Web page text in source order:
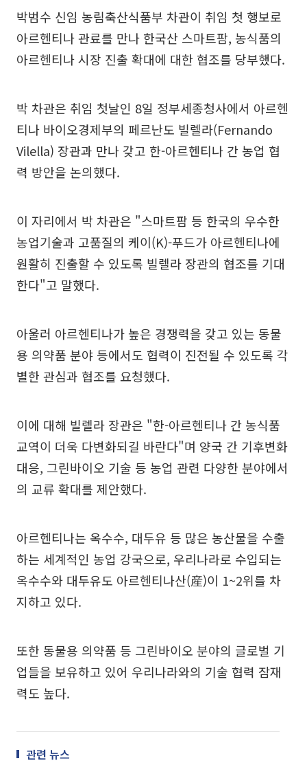
박범수 신임 농림축산식품부 차관이 취임 첫 행보로
아르헨티나 관료를 만나 한국산 스마트팜, 농식품의
아르헨티나 시장 진출 확대에 대한 협조를 당부했다.
박 차관은 취임 첫날인 8일 정부세종청사에서 아르헨
티나 바이오경제부의 페르난도 빌렐라(Fernando
Vilella) 장관과 만나 갖고 한-아르헨티나 간 농업 협
력 방안을 논의했다.
이 자리에서 박 차관은 "스마트팜 등 한국의 우수한
농업기술과 고품질의 케이(K)-푸드가 아르헨티나에
원활히 진출할 수 있도록 빌렐라 장관의 협조를 기대
한다"고 말했다.
아울러 아르헨티나가 높은 경쟁력을 갖고 있는 동물
용 의약품 분야 등에서도 협력이 진전될 수 있도록 각
별한 관심과 협조를 요청했다.
이에 대해 빌렐라 장관은 "한-아르헨티나 간 농식품
교역이 더욱 다변화되길 바란다"며 양국 간 기후변화
대응, 그린바이오 기술 등 농업 관련 다양한 분야에서
의 교류 확대를 제안했다.
아르헨티나는 옥수수, 대두유 등 많은 농산물을 수출
하는 세계적인 농업 강국으로, 우리나라로 수입되는
옥수수와 대두유도 아르헨티나산(産)이 1~2위를 차
지하고 있다.
또한 동물용 의약품 등 그린바이오 분야의 글로벌 기
업들을 보유하고 있어 우리나라와의 기술 협력 잠재
력도 높다.
관련 뉴스